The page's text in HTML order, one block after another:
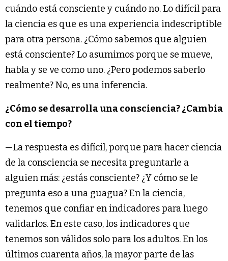
cuándo está consciente y cuándo no. Lo difícil para
la ciencia es que es una experiencia indescriptible
para otra persona. ¿Cómo sabemos que alguien
está consciente? Lo asumimos porque se mueve,
habla y se ve como uno. ¿Pero podemos saberlo
realmente? No, es una inferencia.
¿Cómo se desarrolla una consciencia? ¿Cambia
con el tiempo?
—La respuesta es difícil, porque para hacer ciencia
de la consciencia se necesita preguntarle a
alguien más: ¿estás consciente? ¿Y cómo se le
pregunta eso a una guagua? En la ciencia,
tenemos que confiar en indicadores para luego
validarlos. En este caso, los indicadores que
tenemos son válidos solo para los adultos. En los
últimos cuarenta años, la mayor parte de las